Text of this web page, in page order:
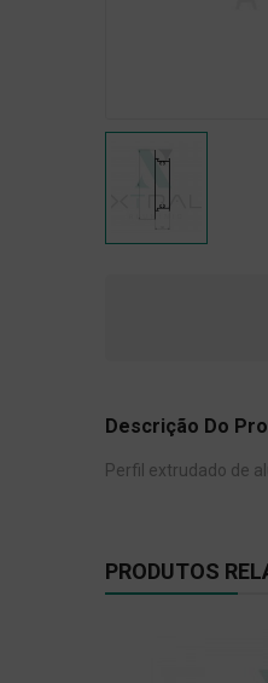
Descrição Do
Perfil extrudado de
PRODUTOS